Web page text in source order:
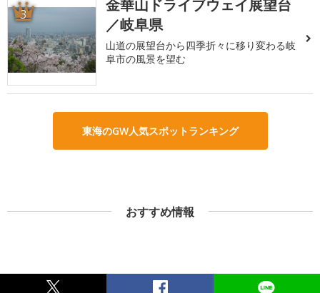
3
金華山ドライブウェイ展望台
／岐阜県
山道の展望台から四季折々に移り変わる岐
阜市の風景を望む
東海のGW人気スポットランキング
おすすめ情報